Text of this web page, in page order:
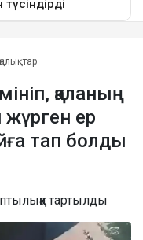
қаланың
ер
тап болды
тартылды